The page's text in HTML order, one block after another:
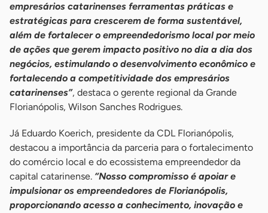
empresários catarinenses ferramentas práticas e
estratégicas para crescerem de forma sustentável,
além de fortalecer o empreendedorismo local por meio
de ações que gerem impacto positivo no dia a dia dos
negócios, estimulando o desenvolvimento econômico e
fortalecendo a competitividade dos empresários
catarinenses”, destaca o gerente regional da Grande
Florianópolis, Wilson Sanches Rodrigues.
Já Eduardo Koerich, presidente da CDL Florianópolis,
destacou a importância da parceria para o fortalecimento
do comércio local e do ecossistema empreendedor da
capital catarinense. “Nosso compromisso é apoiar e
impulsionar os empreendedores de Florianópolis,
proporcionando acesso a conhecimento, inovação e